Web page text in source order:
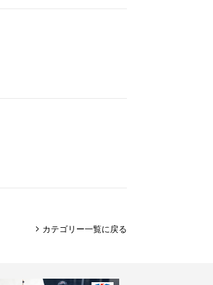
カテゴリー一覧に戻る